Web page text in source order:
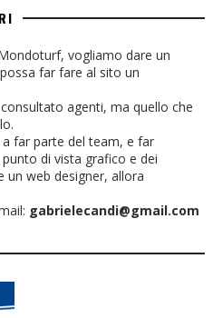
vogliamo dare un
far fare al sito un
agenti, ma quello che
far parte del team, e far
di vista grafico e dei
un web designer, allora
gabrielecandi@gmail.com